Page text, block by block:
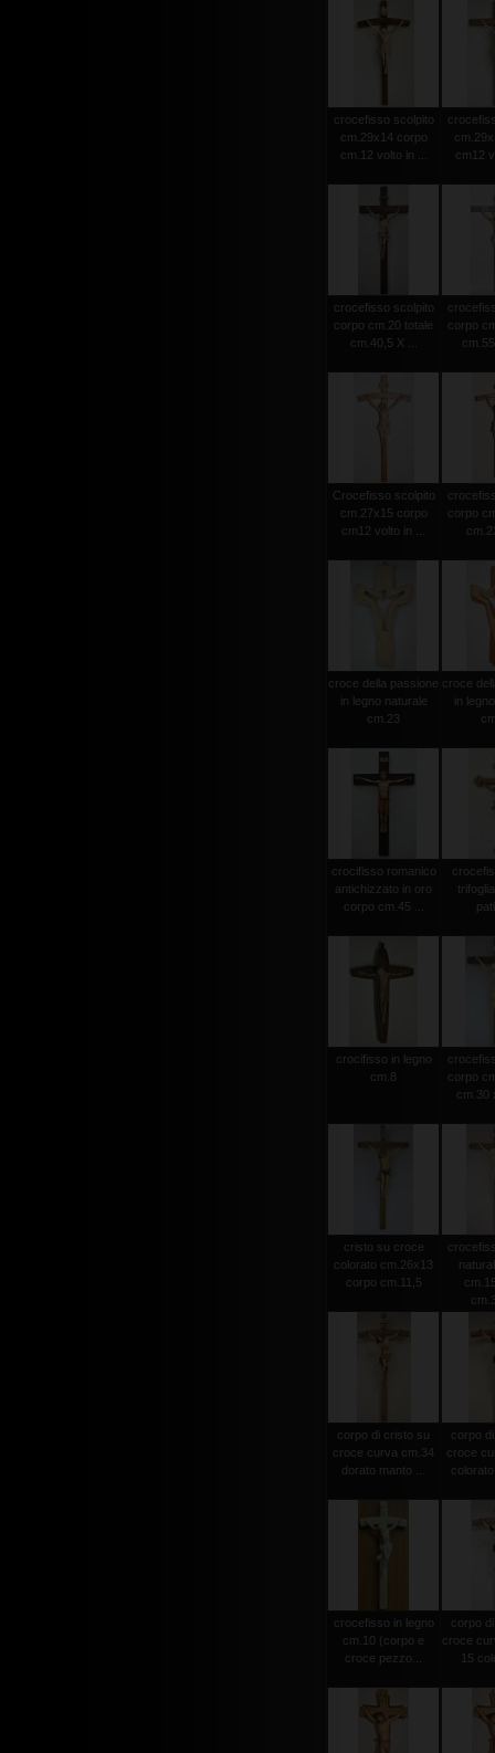
crocefisso scolpito
cm.29x14 corpo
cm.12 volto in ...
cm12
crocefisso scolpito
corpo cm.20 totale
cm.40,5 X ...
corpo
Crocefisso scolpito
cm.27x15 corpo
cm12 volto in ...
corpo
croce della passione
in legno naturale
cm.23
croce
in
crocifisso romanico
antichizzato in oro
corpo cm.45 ...
crocifisso in legno
cm.8
corpo
cm.30
cristo su croce
colorato cm.26x13
corpo cm.11,5
corpo di cristo su
croce curva cm.34
dorato manto ...
corpo
croce
crocefisso in legno
cm.10 (corpo e
croce pezzo...
corpo
croce
15